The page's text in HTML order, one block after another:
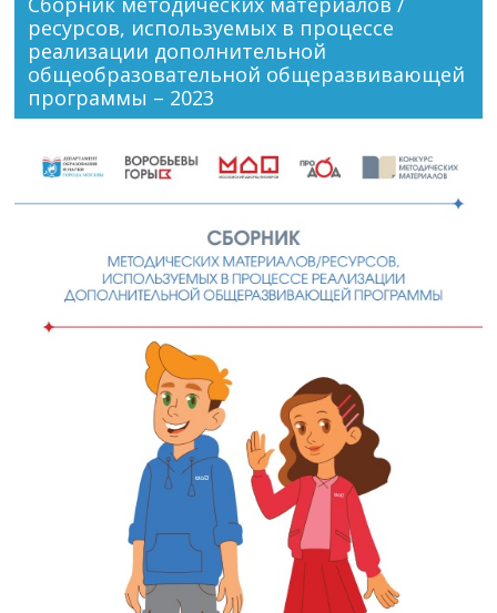
ресурсов, используемых в процессе
реализации дополнительной
общеобразовательной общеразвивающей
программы – 2023